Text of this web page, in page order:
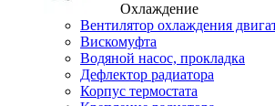
Охлаждение
Вентилятор охлаждения
Вискомуфта
Водяной насос, прокладка
Дефлектор радиатора
Корпус термостата